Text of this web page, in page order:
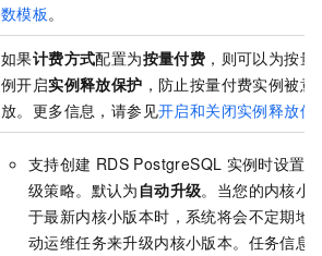
数模板。
如果计费方式配置为按量付费 ，则可以为按量
例开启实例释放保护 ，防止按量付费实例被意
放。更多信息，请参见开启和关闭实例释放保
支持创建 RDS PostgreSQL 实例时设置
级策略。默认为 自动升级。当您的内核小
于最新内核小版本时，系统将会不定期地
动运维任务来升级内核小版本。任务信息